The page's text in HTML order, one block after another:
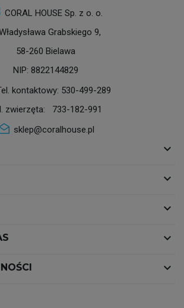
CORAL HOUSE Sp. z o. o.
Grabskiego 9,
58-260 Bielawa
NIP: 8822144829
kontaktowy: 530-499-289
zwierzęta: 733-182-991
sklep@coralhouse.pl
keyboard_arrow_down
keyboard_arrow_down
keyboard_arrow_down
keyboard_arrow_down
keyboard_arrow_down